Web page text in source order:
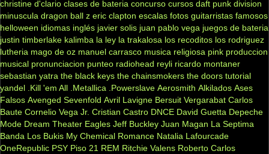
christine d'clario clases de bateria concurso cursos daft punk division
minuscula dragon ball z eric clapton escalas fotos guitarristas famosos
helloween idiomas inglés javier solis juan pablo vega juegos de bateria
justin timberlake kalimba la ley la trakalosa los recoditos los rodriguez
lutheria mago de oz manuel carrasco musica religiosa pink produccion
musical pronunciacion punteo radiohead reyli ricardo montaner
sebastian yatra the black keys the chainsmokers the doors tutorial
yandel .Kill 'em All .Metallica .Powerslave Aerosmith Alkilados Ases
Falsos Avenged Sevenfold Avril Lavigne Bersuit Vergarabat Carlos
Baute Cornelio Vega Jr. Cristian Castro DNCE David Guetta Depeche
Mode Dream Theater Eagles Jeff Buckley Juan Magan La Septima
Banda Los Bukis My Chemical Romance Natalia Lafourcade
OneRepublic PSY Piso 21 REM Ritchie Valens Roberto Carlos